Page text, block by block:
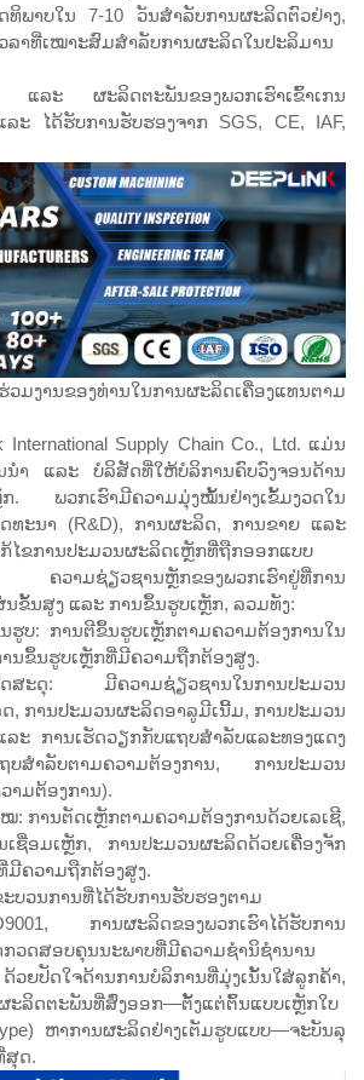
ທິພາບໃນ 7-10 ວັນສຳລັບການຜະລິດຕົວຢ່າງ,
ລາທີ່ເໝາະສົມສຳລັບການຜະລິດໃນປະລິມານ
ລະ ຜະລິດຕະພັນຂອງພວກເຮົາເຂົ້າເກນ
ະ ໄດ້ຮັບການຮັບຮອງຈາກ SGS, CE, IAF,
ວມງານຂອງທ່ານໃນການຜະລິດເຄື່ອງແທນຕາມ
International Supply Chain Co., Ltd. ແມ່ນ
ນຳ ແລະ ບໍລິສັດທີ່ໃຫ້ບໍລິການຄົບວົງຈອນດ້ານ
ກ. ພວກເຮົາມີຄວາມມຸ່ງໝັ້ນຢ່າງເຂັ້ມງວດໃນ
ທະນາ (R&D), ການຜະລິດ, ການຂາຍ ແລະ
ໄຂການປະມວນຜະລິດເຫຼັກທີ່ຖືກອອກແບບ
ຄວາມຊ່ຽວຊານຫຼັກຂອງພວກເຮົາຢູ່ທີ່ການ
ຂັ້ນສູງ ແລະ ການຂຶ້ນຮູບເຫຼັກ, ລວມທັງ:
ບ: ການຕີຂຶ້ນຮູບເຫຼັກຕາມຄວາມຕ້ອງການໃນ
ນຂຶ້ນຮູບເຫຼັກທີ່ມີຄວາມຖືກຕ້ອງສູງ.
ດສະດຸ: ມີຄວາມຊ່ຽວຊານໃນການປະມວນ
, ການປະມວນຜະລິດອາລູມີເນີ້ມ, ການປະມວນ
ະ ການເຮັດວຽກກັບແຖບສຳລັບແລະທອງແດງ
ບສຳລັບຕາມຄວາມຕ້ອງການ, ການປະມວນ
າມຕ້ອງການ).
: ການຕັດເຫຼັກຕາມຄວາມຕ້ອງການດ້ວຍເລເຊີ,
ຊື່ອມເຫຼັກ, ການປະມວນຜະລິດດ້ວຍເຄື່ອງຈັກ
ມີຄວາມຖືກຕ້ອງສູງ.
ະບວນການທີ່ໄດ້ຮັບການຮັບຮອງຕາມ
ການຜະລິດຂອງພວກເຮົາໄດ້ຮັບການ
ດສອບຄຸນນະພາບທີ່ມີຄວາມຊຳນິຊຳນານ
ວຍປັດໃຈດ້ານການບໍລິການທີ່ມຸ່ງເນັ້ນໃສ່ລູກຄ້າ,
ະລິດຕະພັນທີ່ສົ່ງອອກ—ຕັ້ງແຕ່ຕົ້ນແບບເຫຼັກໃບ
ຫາການຜະລິດຢ່າງເຕັມຮູບແບບ—ຈະບັນລຸ
ສຸດ.